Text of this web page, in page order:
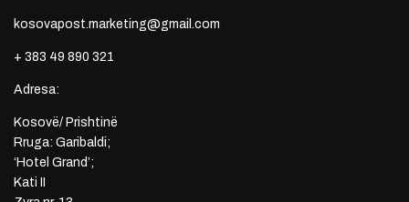
kosovapost.marketing@gmail.com
+ 383 49 890 321
Adresa:
Kosovë/ Prishtinë
Rruga: Garibaldi;
‘Hotel Grand’;
Kati II